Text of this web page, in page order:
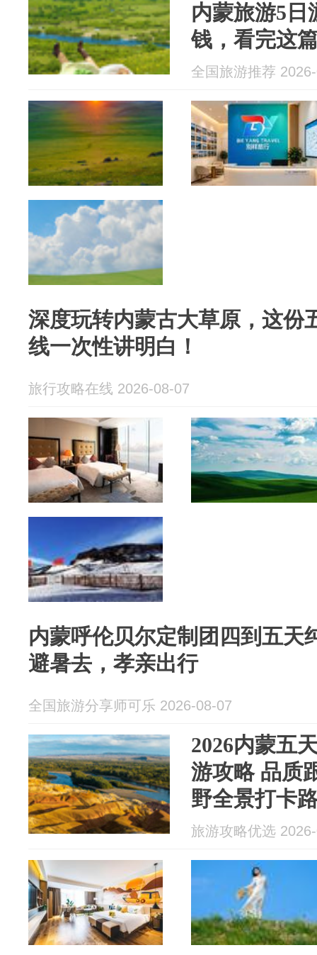
内蒙旅游5日
钱，看完这
全国旅游推荐
深度玩转内蒙古大草原，这份
线一次性讲明白！
旅行攻略在线 2026-08-07
内蒙呼伦贝尔定制团四到五天
避暑去，孝亲出行
全国旅游分享师可乐 2026-08-07
2026内蒙五
游攻略 品质
野全景打卡
旅游攻略优选